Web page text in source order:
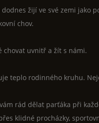
žijí ve své zemi jako
chov.
chovat uvnitř a žít s námi.
teplo rodinného kruhu.
rád dělat parťáka při
klidné procházky,